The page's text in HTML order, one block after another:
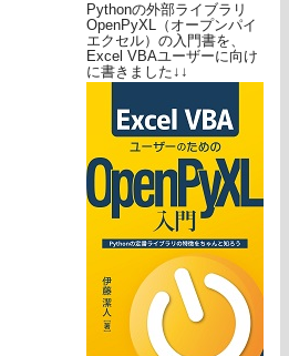
Pythonの外部ライブラリ
OpenPyXL（オープンパイ
エクセル）の入門書を、
Excel VBAユーザーに向け
に書きました↓↓